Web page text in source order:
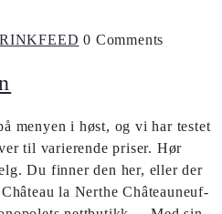
0 Comments
menyen i høst, og vi har testet
til varierende priser. Hør
Du finner den her, eller der
la Nerthe Châteauneuf-